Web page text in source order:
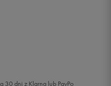
30 dni z Klarną lub PayPo